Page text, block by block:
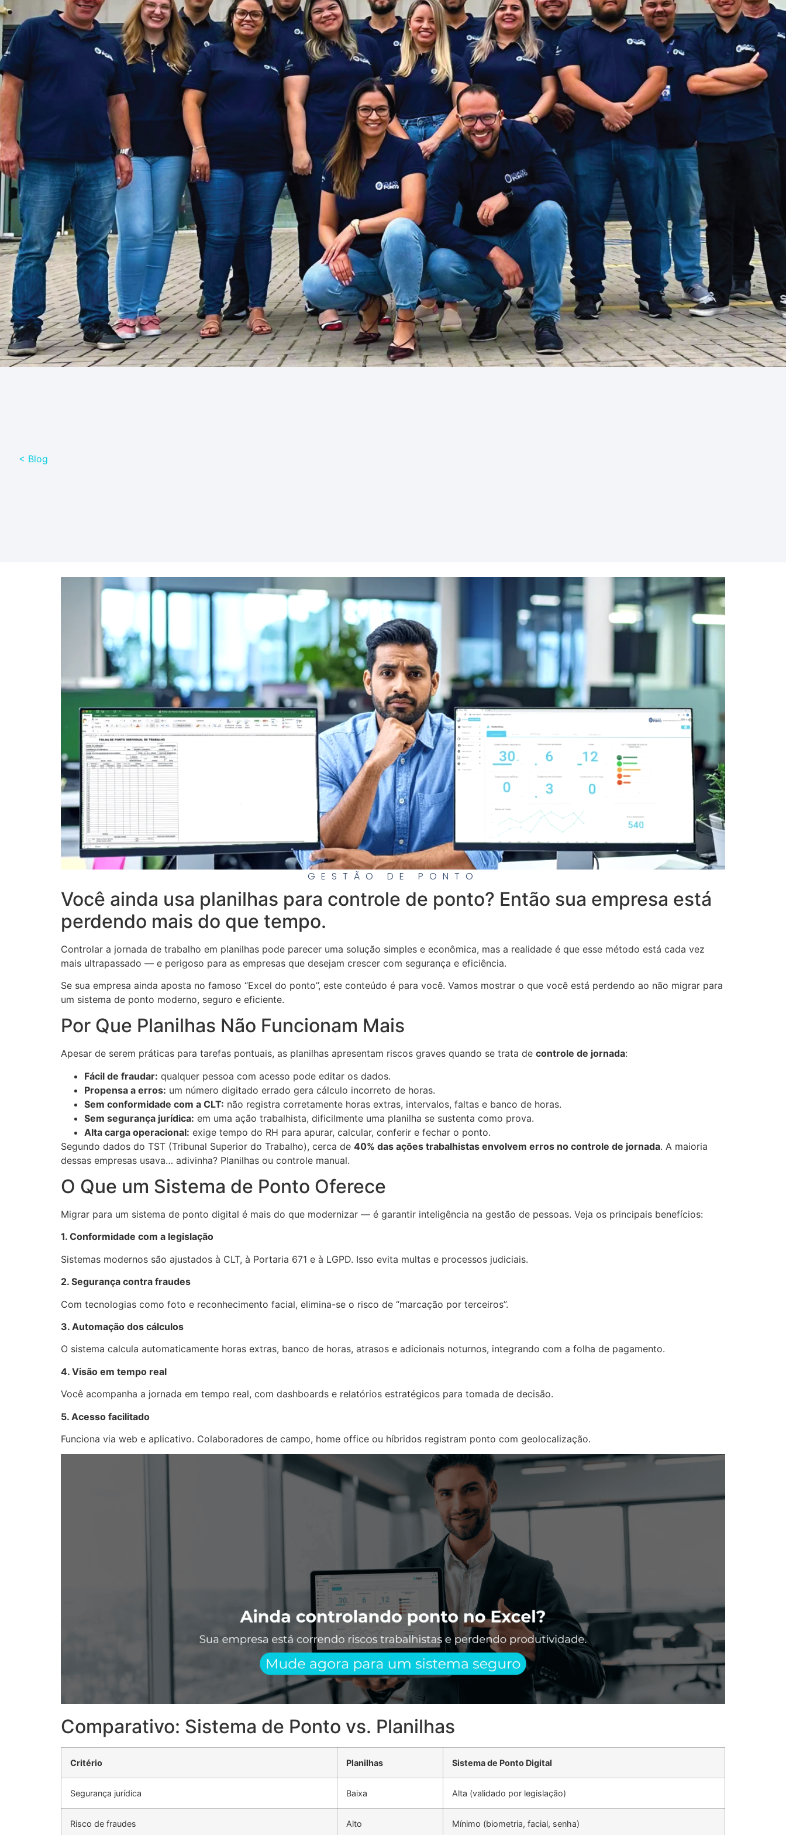
< Blog
GESTÃO DE PONTO
Você ainda usa planilhas para controle de ponto? Então sua empresa está
perdendo mais do que tempo.
Controlar a jornada de trabalho em planilhas pode parecer uma solução simples e econômica, mas a realidade é que esse método está cada vez
mais ultrapassado — e perigoso para as empresas que desejam crescer com segurança e eficiência.
Se sua empresa ainda aposta no famoso “Excel do ponto”, este conteúdo é para você. Vamos mostrar o que você está perdendo ao não migrar para
um sistema de ponto moderno, seguro e eficiente.
Por Que Planilhas Não Funcionam Mais
Apesar de serem práticas para tarefas pontuais, as planilhas apresentam riscos graves quando se trata de controle de jornada:
Fácil de fraudar: qualquer pessoa com acesso pode editar os dados.
Propensa a erros: um número digitado errado gera cálculo incorreto de horas.
Sem conformidade com a CLT: não registra corretamente horas extras, intervalos, faltas e banco de horas.
Sem segurança jurídica: em uma ação trabalhista, dificilmente uma planilha se sustenta como prova.
Alta carga operacional: exige tempo do RH para apurar, calcular, conferir e fechar o ponto.
Segundo dados do TST (Tribunal Superior do Trabalho), cerca de 40% das ações trabalhistas envolvem erros no controle de jornada. A maioria
dessas empresas usava… adivinha? Planilhas ou controle manual.
O Que um Sistema de Ponto Oferece
Migrar para um sistema de ponto digital é mais do que modernizar — é garantir inteligência na gestão de pessoas. Veja os principais benefícios:
1. Conformidade com a legislação
Sistemas modernos são ajustados à CLT, à Portaria 671 e à LGPD. Isso evita multas e processos judiciais.
2. Segurança contra fraudes
Com tecnologias como foto e reconhecimento facial, elimina-se o risco de “marcação por terceiros”.
3. Automação dos cálculos
O sistema calcula automaticamente horas extras, banco de horas, atrasos e adicionais noturnos, integrando com a folha de pagamento.
4. Visão em tempo real
Você acompanha a jornada em tempo real, com dashboards e relatórios estratégicos para tomada de decisão.
5. Acesso facilitado
Funciona via web e aplicativo. Colaboradores de campo, home office ou híbridos registram ponto com geolocalização.
Comparativo: Sistema de Ponto vs. Planilhas
Critério Planilhas Sistema de Ponto Digital
Segurança jurídica Baixa Alta (validado por legislação)
Risco de fraudes Alto Mínimo (biometria, facial, senha)